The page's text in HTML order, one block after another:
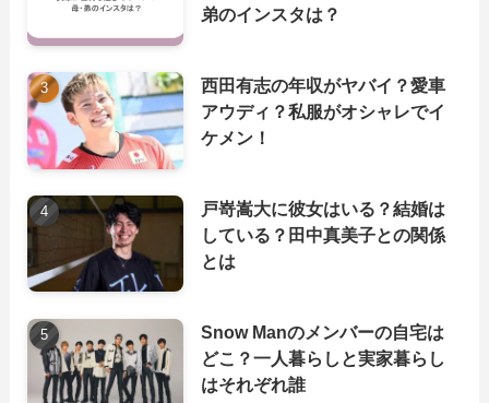
弟のインスタは？
西田有志の年収がヤバイ？愛車
アウディ？私服がオシャレでイ
ケメン！
戸嵜嵩大に彼女はいる？結婚は
している？田中真美子との関係
とは
Snow Manのメンバーの自宅は
どこ？一人暮らしと実家暮らし
はそれぞれ誰